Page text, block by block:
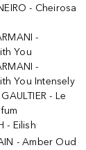
- Cheirosa
-
You
-
You Intensely
- Le
- Eilish
- Amber Oud